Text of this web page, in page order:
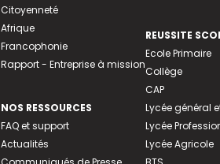
Citoyenneté
Afrique
Francophonie
Rapport - Entreprise à mission
NOS RESSOURCES
FAQ et support
Actualités
REUSSITE
Ecole Primaire
Collège
CAP
Lycée général
Lycée
Lycée Agricole